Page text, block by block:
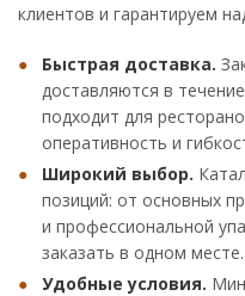
клиентов и гарантируем
Быстрая доставка.
доставляются в
подходит для
оперативность и
Широкий выбор.
позиций: от основных
и профессиональной
заказать в одном месте.
Удобные условия.